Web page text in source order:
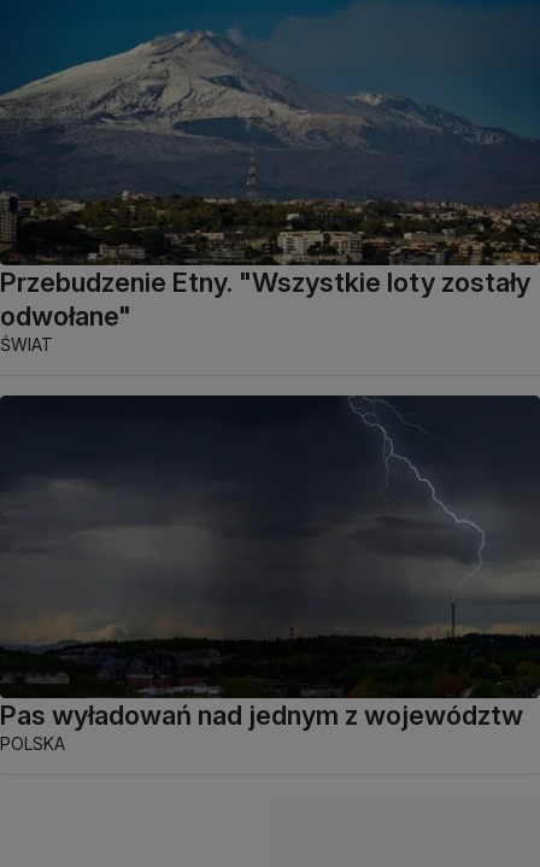
Przebudzenie Etny. "Wszystkie loty zostały
odwołane"
ŚWIAT
Pas wyładowań nad jednym z województw
POLSKA